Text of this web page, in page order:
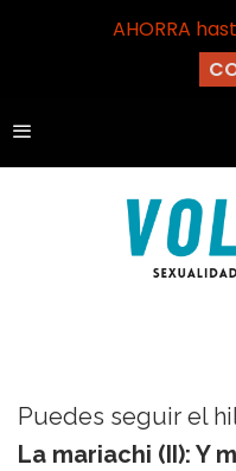
Puedes seguir el
La mariachi (II): Y
AHORRA